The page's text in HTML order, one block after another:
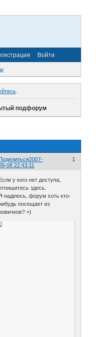
Войти
.
подфорум
1
2007-
08 22:43:11
Если у кого нет доступа,
здесь.
надеюсь, форум хоть кто-
посещает из
=)